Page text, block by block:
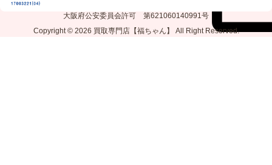
大阪府公安委員会許可 第621060140991号
Copyright © 2026 買取専門店【福ちゃん】 All Right Reserved.